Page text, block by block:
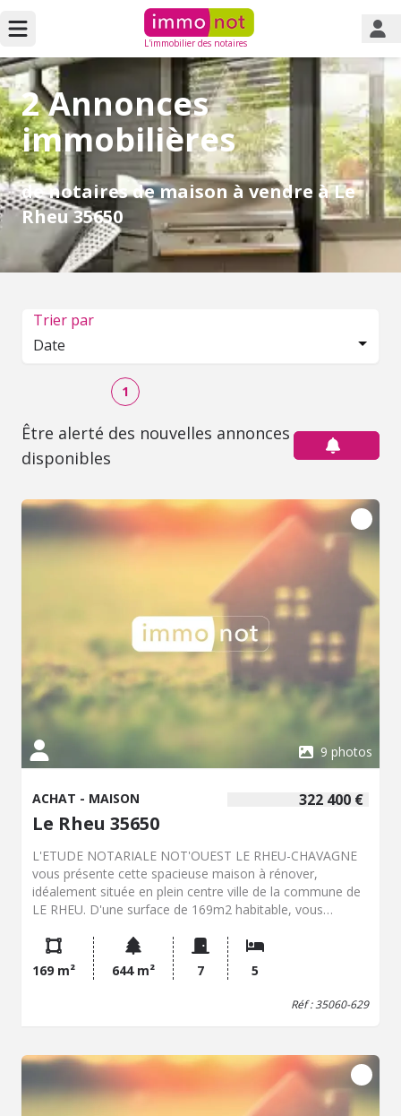
L'immobilier des notaires
2 Annonces
immobilières
de notaires de maison à vendre à Le
Rheu 35650
Trier par
Date
1
Être alerté des nouvelles annonces
disponibles
9 photos
322 400 €
ACHAT - MAISON
Le Rheu 35650
L'ETUDE NOTARIALE NOT'OUEST LE RHEU-CHAVAGNE
vous présente cette spacieuse maison à rénover,
idéalement située en plein centre ville de la commune de
LE RHEU. D'une surface de 169m2 habitable, vous
salle à manger avec cheminée, d'une cuisine
indépendante, de deux chambres, d'une salle de bains,
d'un wc et d'un garage. A l'étage : une mezzanine, 3
chambres très confortable, une salle d'eau et un wc.
travaux, dans un environnement calme et privilégié .Le
Rheu fait partie de Rennes Métropole et dispose du
réseau de bus de la STAR. Proximité Vezin le coquet,
Pacé, Mordelles, l'Hermitage. Votre contact : Jean-Louis
169 m² 644 m² 7 5
Réf : 35060-629